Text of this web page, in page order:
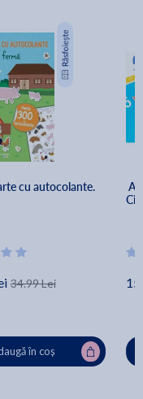
cu autocolante.
34.99 Lei
în coș
Autocolante pentru pici: